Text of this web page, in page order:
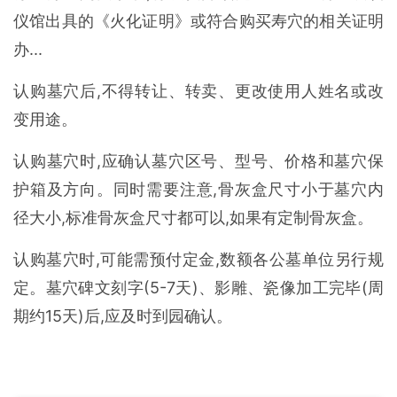
仪馆出具的《火化证明》或符合购买寿穴的相关证明
办...
认购墓穴后,不得转让、转卖、更改使用人姓名或改
变用途。
认购墓穴时,应确认墓穴区号、型号、价格和墓穴保
护箱及方向。同时需要注意,骨灰盒尺寸小于墓穴内
径大小,标准骨灰盒尺寸都可以,如果有定制骨灰盒。
认购墓穴时,可能需预付定金,数额各公墓单位另行规
定。墓穴碑文刻字(5-7天)、影雕、瓷像加工完毕(周
期约15天)后,应及时到园确认。